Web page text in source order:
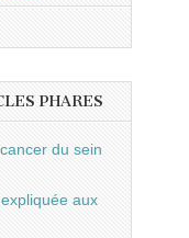
PHARES
du sein
aux